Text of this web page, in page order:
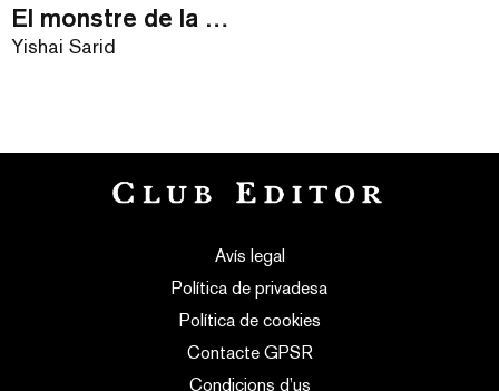
El monstre de la memòria
Yishai Sarid
Avís legal
Política de privadesa
Política de cookies
Contacte GPSR
Condicions d’us